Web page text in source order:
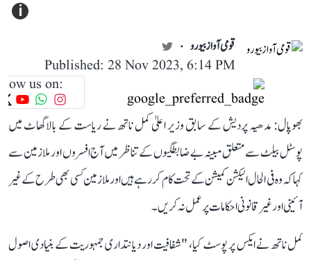
i
قومی آواز بیورو
Published: 28 Nov 2023, 6:14 PM
us on:
بھوپال: مدھیہ پردیش کے سابق وزیر اعلیٰ کمل ناتھ نے ریاست کے بالاگھاٹ میں
پوسٹل بیلٹ سے متعلق مبینہ بے ضابطگیوں کے تناظر میں آج افسروں اور ملازمین سے
کہا کہ وہ فی الحال الیکشن کمیشن کے تحت کام کر رہے ہیں اور ملازمین کسی بھی طرح کے غیر
آئینی اور غیر قانونی احکامات پر عمل نہ کریں۔
کمل ناتھ نے ایکس پر پوسٹ کیا، "شفافیت اور دیانتداری جمہوریت کے بنیادی اصول